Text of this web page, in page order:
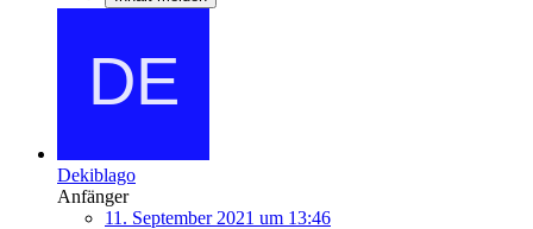
Dekiblago
Anfänger
11. September 2021 um 13:46